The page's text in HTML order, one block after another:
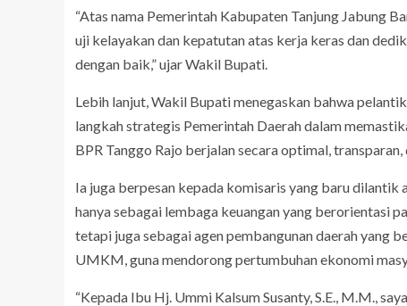
“Atas nama Pemerintah Kabupaten Tanjung Jabung
uji kelayakan dan kepatutan atas kerja keras dan
dengan baik,” ujar Wakil Bupati.
Lebih lanjut, Wakil Bupati menegaskan bahwa
langkah strategis Pemerintah Daerah dalam
BPR Tanggo Rajo berjalan secara optimal, transparan,
Ia juga berpesan kepada komisaris yang baru dilantik
hanya sebagai lembaga keuangan yang berorientasi
tetapi juga sebagai agen pembangunan daerah yang
UMKM, guna mendorong pertumbuhan ekonomi
“Kepada Ibu Hj. Ummi Kalsum Susanty, S.E., M.M.,